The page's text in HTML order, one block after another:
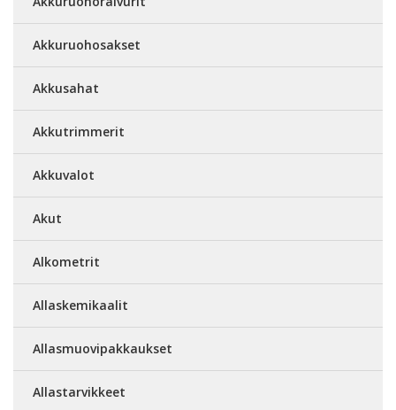
Akkuruohosakset
Akkusahat
Akkutrimmerit
Akkuvalot
Akut
Alkometrit
Allaskemikaalit
Allasmuovipakkaukset
Allastarvikkeet